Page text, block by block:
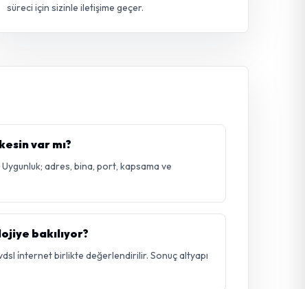
süreci için sizinle iletişime geçer.
var mı?
adres, bina, port, kapsama ve
bakılıyor?
i̇nternet birlikte değerlendirilir. Sonuç altyapı